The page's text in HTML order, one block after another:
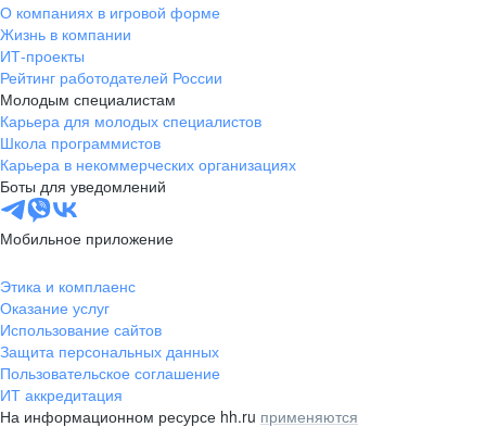
О компаниях в игровой форме
Жизнь в компании
ИТ-проекты
Рейтинг работодателей России
Молодым специалистам
Карьера для молодых специалистов
Школа программистов
Карьера в некоммерческих организациях
Боты для уведомлений
Мобильное приложение
Этика и комплаенс
Оказание услуг
Использование сайтов
Защита персональных данных
Пользовательское соглашение
ИТ аккредитация
На информационном ресурсе hh.ru применяются